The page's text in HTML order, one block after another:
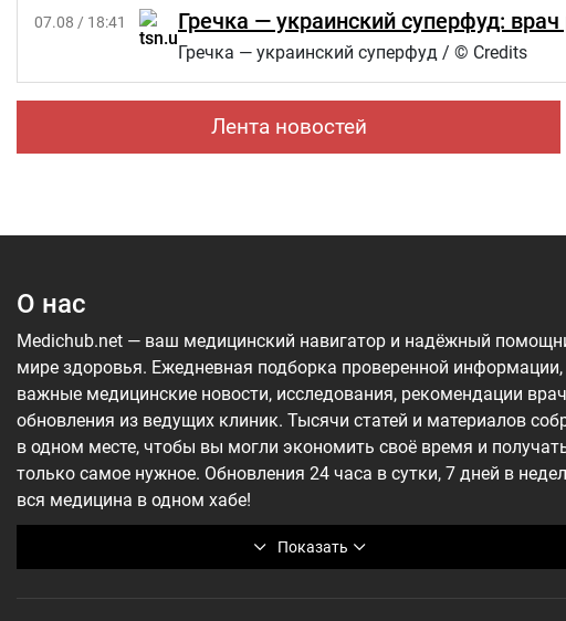
07.08 / 18:41 Гречка — украинский суперфуд:
Гречка — украинский суперфуд / © Credits
Лента новостей
О нас
Показать
Medichub.net — ваш медицинский навигатор и надёжный
мире здоровья. Ежедневная подборка проверенной информации,
важные медицинские новости, исследования, рекомендации
обновления из ведущих клиник. Тысячи статей и материалов
в одном месте, чтобы вы могли экономить своё время и
только самое нужное. Обновления 24 часа в сутки, 7 дней в
вся медицина в одном хабе!